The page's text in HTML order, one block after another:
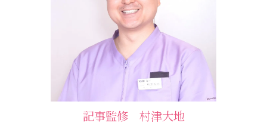
記事監修 村津大地